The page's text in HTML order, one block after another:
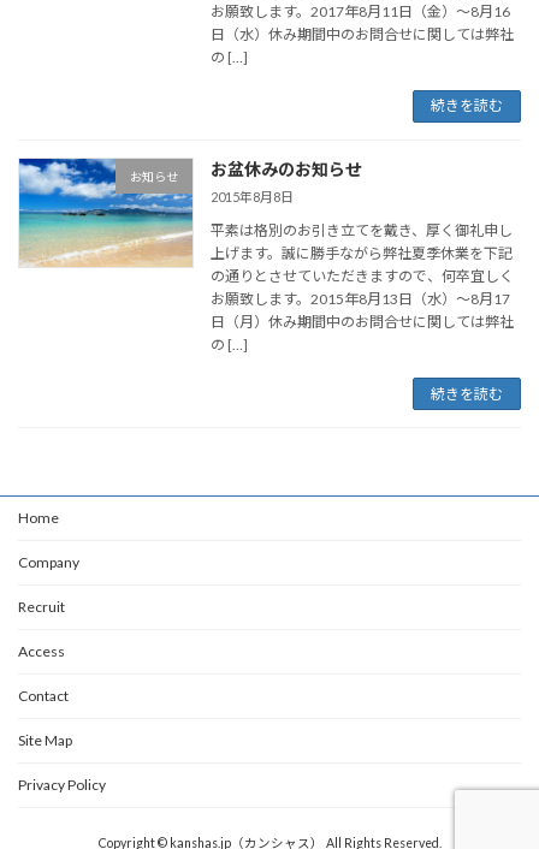
お願致します。2017年8月11日（金）～8月16
日（水）休み期間中のお問合せに関しては弊社
の […]
続きを読む
お知らせ お盆休みのお知らせ
2015年8月8日
平素は格別のお引き立てを戴き、厚く御礼申し
上げます。誠に勝手ながら弊社夏季休業を下記
の通りとさせていただきますので、何卒宜しく
お願致します。2015年8月13日（水）～8月17
日（月）休み期間中のお問合せに関しては弊社
の […]
続きを読む
Home
Company
Recruit
Access
Contact
Site Map
Privacy Policy
Copyright © kanshas.jp（カンシャス） All Rights Reserved.